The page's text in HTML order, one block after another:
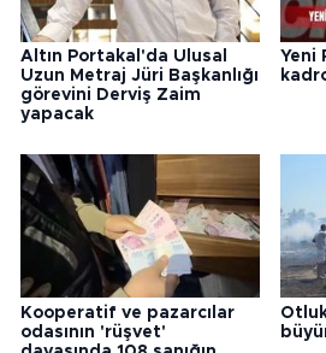
Altın Portakal'da Ulusal
Uzun Metraj Jüri Başkanlığı
görevini Derviş Zaim
yapacak
Yeni
Kooperatif ve pazarcılar
odasının 'rüşvet'